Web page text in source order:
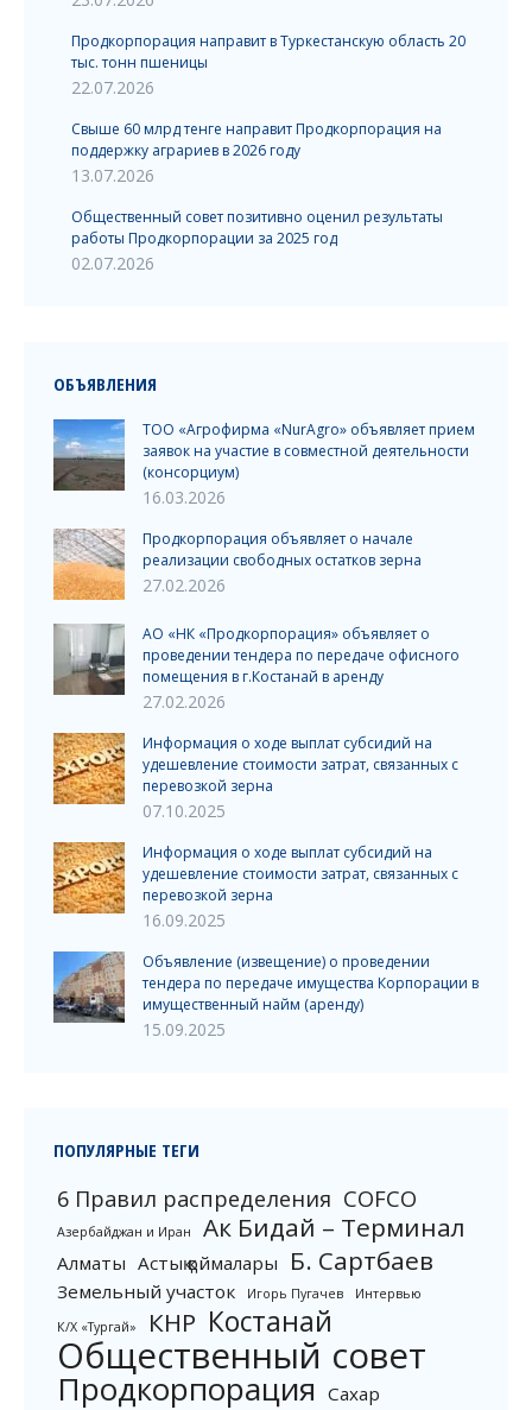
Продкорпорация направит в Туркестанскую область 20
тыс. тонн пшеницы
22.07.2026
Свыше 60 млрд тенге направит Продкорпорация на
поддержку аграриев в 2026 году
13.07.2026
Общественный совет позитивно оценил результаты
работы Продкорпорации за 2025 год
02.07.2026
ОБЪЯВЛЕНИЯ
ТОО «Агрофирма «NurAgro» объявляет прием
заявок на участие в совместной деятельности
(консорциум)
16.03.2026
Продкорпорация объявляет о начале
реализации свободных остатков зерна
27.02.2026
АО «НК «Продкорпорация» объявляет о
проведении тендера по передаче офисного
помещения в г.Костанай в аренду
27.02.2026
Информация о ходе выплат субсидий на
удешевление стоимости затрат, связанных с
перевозкой зерна
07.10.2025
Информация о ходе выплат субсидий на
удешевление стоимости затрат, связанных с
перевозкой зерна
16.09.2025
Объявление (извещение) о проведении
тендера по передаче имущества Корпорации в
имущественный найм (аренду)
15.09.2025
ПОПУЛЯРНЫЕ ТЕГИ
6 Правил распределения COFCO
Азербайджан и Иран Ак Бидай – Терминал
Алматы Астық қоймалары Б. Сартбаев
Земельный участок Игорь Пугачев
Интервью
К/Х «Тургай»
КНР Костанай
Общественный совет
Продкорпорация Сахар